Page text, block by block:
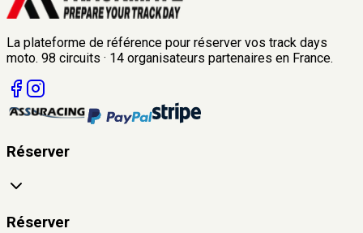
La plateforme de référence pour réserver vos track days
moto. 98 circuits · 14 organisateurs partenaires en France.
Réserver
Réserver